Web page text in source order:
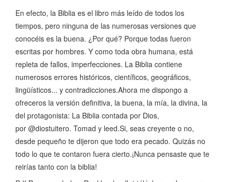
En efecto, la Biblia es el libro más leído de todos los
tiempos, pero ninguna de las numerosas versiones que
conocéis es la buena. ¿Por qué? Porque todas fueron
escritas por hombres. Y como toda obra humana, está
repleta de fallos, imperfecciones. La Biblia contiene
numerosos errores históricos, científicos, geográficos,
lingüísticos... y contradicciones.Ahora me dispongo a
ofreceros la versión definitiva, la buena, la mía, la divina, la
del protagonista: La Biblia contada por Dios,
por @diostuitero. Tomad y leed.Si, seas creyente o no,
desde pequeño te dijeron que todo era pecado. Quizás no
todo lo que te contaron fuera cierto.¡Nunca pensaste que te
reirías tanto con la biblia!